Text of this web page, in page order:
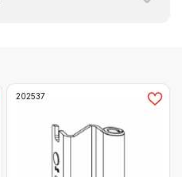
202537